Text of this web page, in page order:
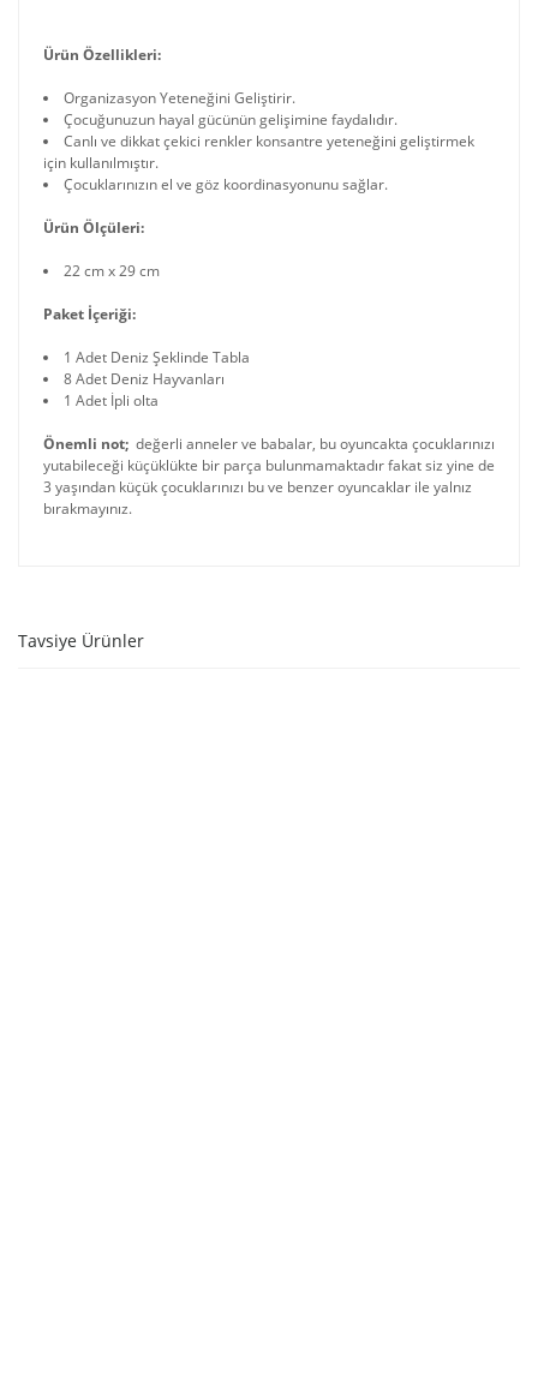
Ürün Özellikleri:
Organizasyon Yeteneğini Geliştirir.
Çocuğunuzun hayal gücünün gelişimine faydalıdır.
Canlı ve dikkat çekici renkler konsantre yeteneğini geliştirmek
için kullanılmıştır.
Çocuklarınızın el ve göz koordinasyonunu sağlar.
Ürün Ölçüleri:
22 cm x 29 cm
Paket İçeriği:
1 Adet Deniz Şeklinde Tabla
8 Adet Deniz Hayvanları
1 Adet İpli olta
Önemli not; değerli anneler ve babalar, bu oyuncakta çocuklarınızı
yutabileceği küçüklükte bir parça bulunmamaktadır fakat siz yine de
3 yaşından küçük çocuklarınızı bu ve benzer oyuncaklar ile yalnız
bırakmayınız.
Tavsiye Ürünler